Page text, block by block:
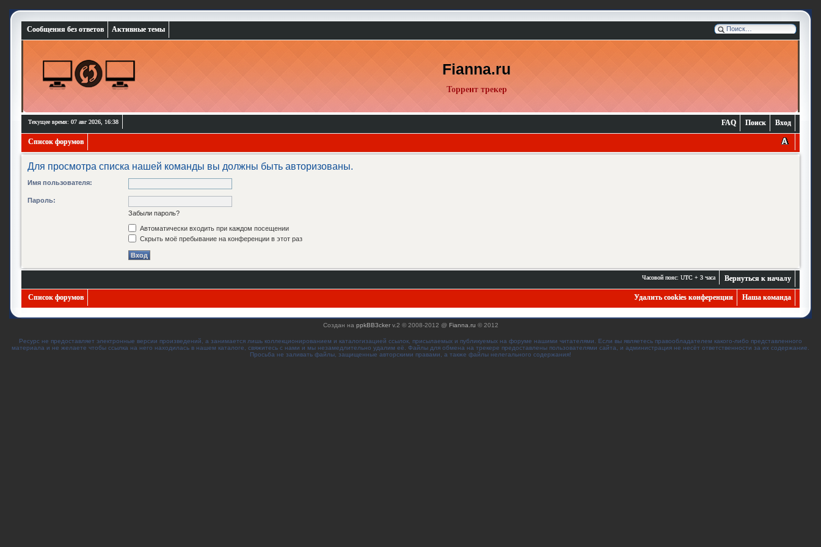
Сообщения без ответов Активные темы
Fianna.ru
Торрент трекер
Текущее время: 07 авг 2026, 16:38 Вход
Поиск
FAQ
Список форумов
Для просмотра списка нашей команды вы должны быть авторизованы.
Имя пользователя:
Пароль:
Забыли пароль?
Автоматически входить при каждом посещении
Скрыть моё пребывание на конференции в этот раз
Вернуться к началу
Часовой пояс: UTC + 3 часа
Список форумов Наша команда
Удалить cookies конференции
Создан на ppkBB3ckerv.2 © 2008-2012 @ Fianna.ru © 2012
Ресурс не предоставляет электронные версии произведений, а занимается лишь коллекционированием и каталогизацией ссылок, присылаемых и публикуемых на форуме нашими читателями. Если вы являетесь правообладателем какого-либо представленного
материала и не желаете чтобы ссылка на него находилась в нашем каталоге, свяжитесь с нами и мы незамедлительно удалим её. Файлы для обмена на трекере предоставлены пользователями сайта, и администрация не несёт ответственности за их содержание.
Просьба не заливать файлы, защищенные авторскими правами, а также файлы нелегального содержания!